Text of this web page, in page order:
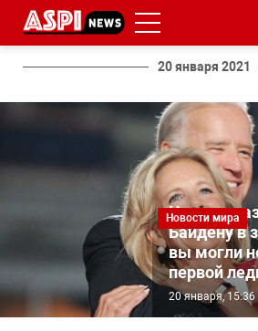
20 января 2021
Новости мира
Четыре
Байдену в
вы могли
первой
20 января, 15:36
#боротьба
корупцією
#гфс #Киев